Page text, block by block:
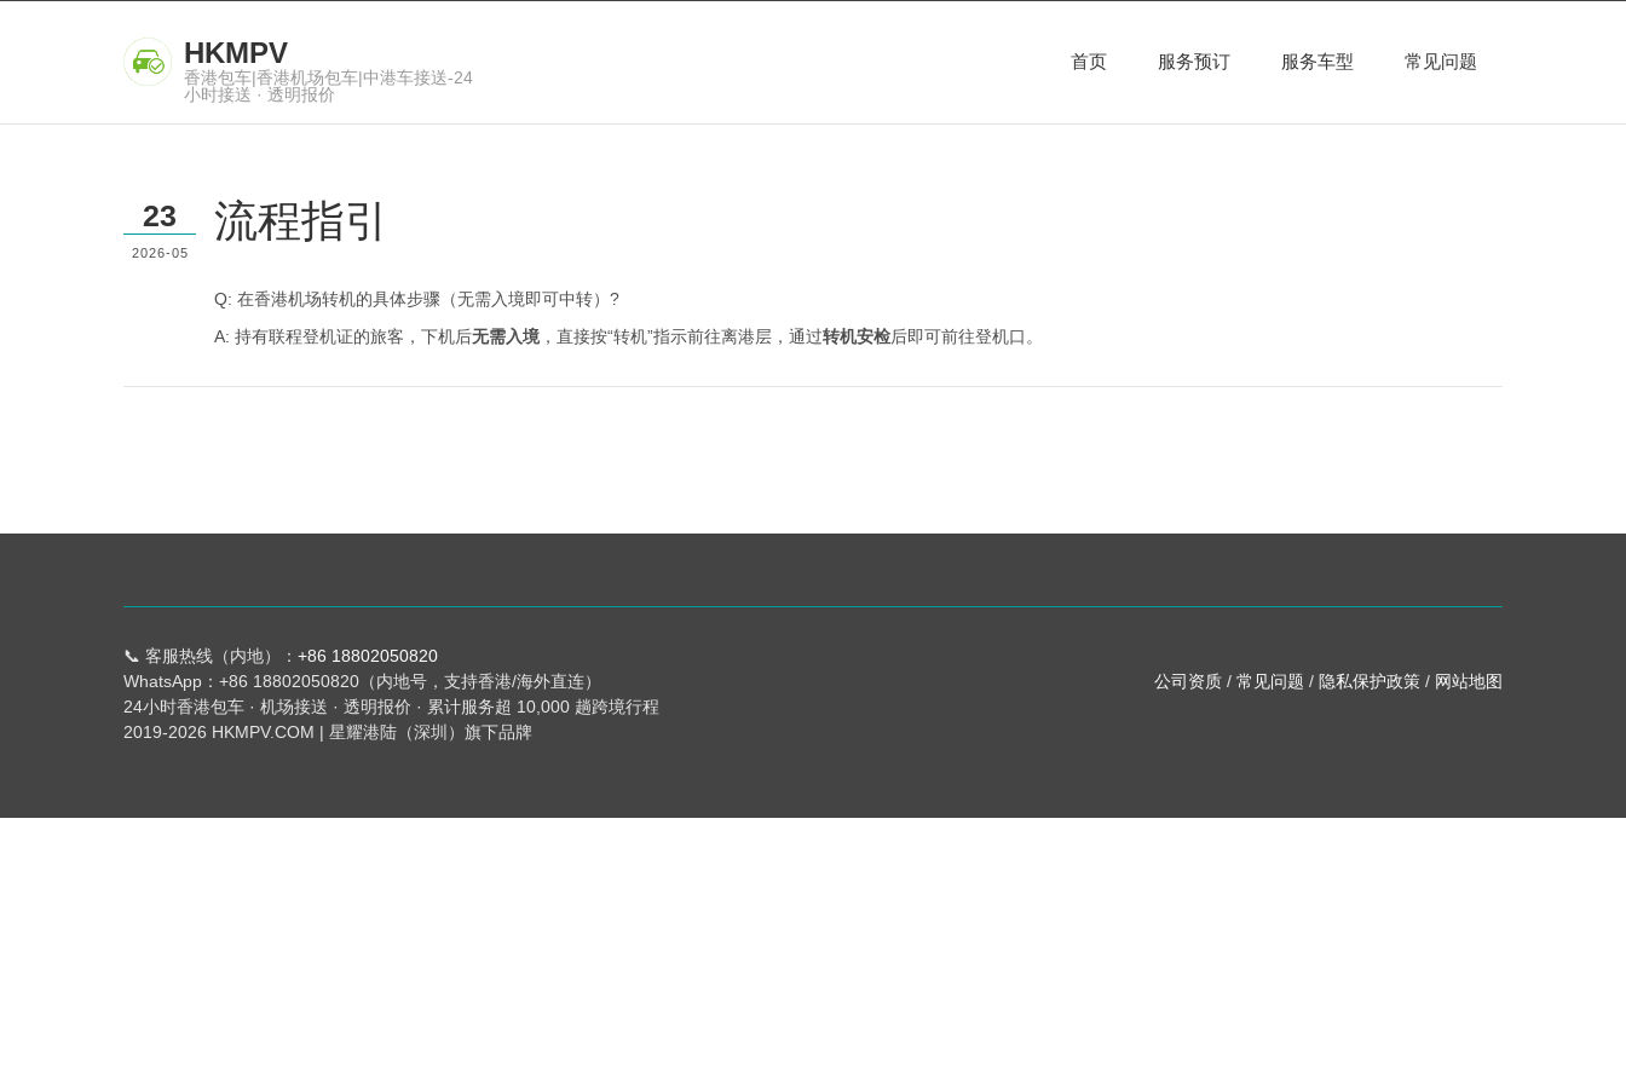
HKMPV
香港包车|香港机场包车|中港车接送-24
小时接送 · 透明报价
首页 服务预订 服务车型 常见问题
流程指引
Q: 在香港机场转机的具体步骤（无需入境即可中转）?
A: 持有联程登机证的旅客，下机后无需入境 ，直接按“转机”指示前往离港层，通过转机安检后即可前往登机口。
23
2026-05
📞 客服热线（内地）： +86 18802050820
WhatsApp：+86 18802050820（内地号，支持香港/海外直连）
24小时香港包车 · 机场接送 · 透明报价 · 累计服务超 10,000 趟跨境行程
2019-2026 HKMPV.COM | 星耀港陆（深圳）旗下品牌
公司资质 / 常见问题 / 隐私保护政策 / 网站地图